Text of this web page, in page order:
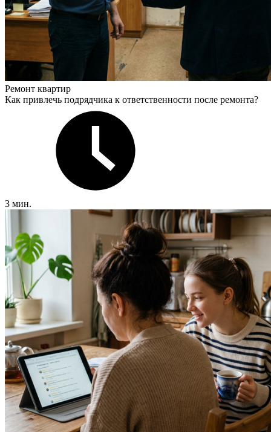
Ремонт квартир
Как привлечь подрядчика к ответственности после ремонта?
3 мин.